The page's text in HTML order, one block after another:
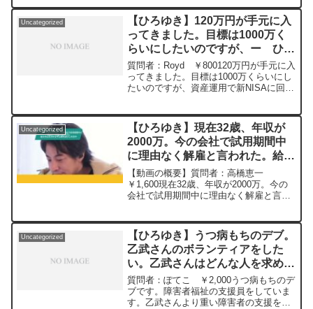
だけ、多くの質問を今後も編集し、アッ
プロードしていきますので、使いやすい
と感じて頂けたら、いいね！やチャンネ
ル登録をよろしくお願いします。
通にこなしてるはずなのに、なんで自分
が攻撃の対象になって...
Uncategorized
【ひろゆき】120万円が手元に入
ってきました。目標は1000万く
らいにしたいのですが、ー ひろ
ゆき切り抜き 20240404
質問者：Royd ￥800120万円が手元に入
ってきました。目標は1000万くらいにし
たいのですが、資産運用で新NISAに回そ
します。元動画：不幸な子供時代は高学
歴の源...
Uncategorized
【ひろゆき】現在32歳、年収が
2000万。今の会社で試用期間中
に理由なく解雇と言われた。給与
支払を求める申立書を送付し対応
中。ー ひろゆき切り抜き
20250312
【動画の概要】質問者：高橋恵一
￥1,600現在32歳、年収が2000万。今の
会社で試用期間中に理由なく解雇と言わ
求める申立書を送付すると、4月分支払ま
では合意済。...
Uncategorized
【ひろゆき】うつ病もちのデブ。
乙武さんのボランティアをした
い。乙武さんはどんな人を求めて
るとおもいますか？ー ひろゆき
切り抜き 20240516
質問者：ぽてこ ￥2,000うつ病もちのデ
ブです。障害者福祉の支援員をしていま
す。乙武さんより重い障害者の支援をし